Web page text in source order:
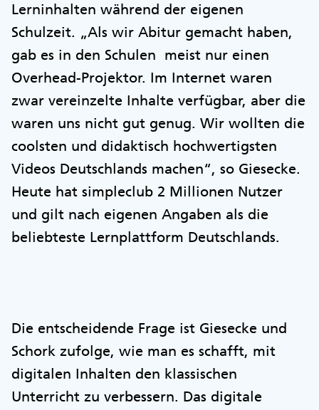
Lerninhalten während der eigenen
Schulzeit. „Als wir Abitur gemacht haben,
gab es in den Schulen meist nur einen
Overhead-Projektor. Im Internet waren
zwar vereinzelte Inhalte verfügbar, aber die
waren uns nicht gut genug. Wir wollten die
coolsten und didaktisch hochwertigsten
Videos Deutschlands machen“, so Giesecke.
Heute hat simpleclub 2 Millionen Nutzer
und gilt nach eigenen Angaben als die
beliebteste Lernplattform Deutschlands.
Die entscheidende Frage ist Giesecke und
Schork zufolge, wie man es schafft, mit
digitalen Inhalten den klassischen
Unterricht zu verbessern. Das digitale